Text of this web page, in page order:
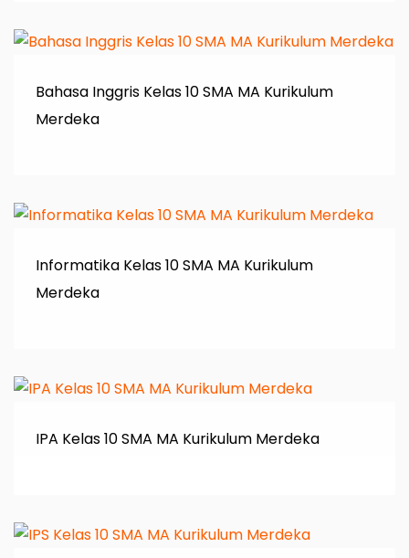
Bahasa Inggris Kelas 10 SMA MA Kurikulum
Merdeka
Informatika Kelas 10 SMA MA Kurikulum
Merdeka
IPA Kelas 10 SMA MA Kurikulum Merdeka